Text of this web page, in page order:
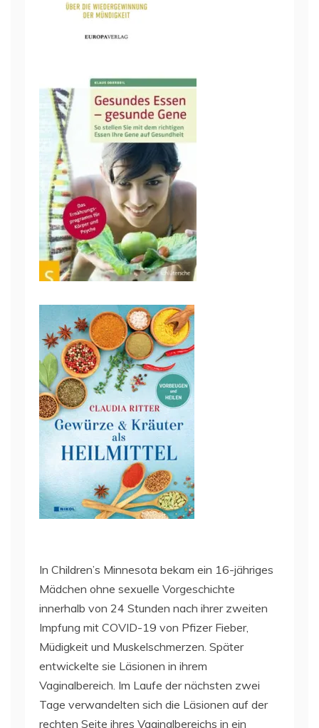
In Children’s Minnesota bekam ein 16-jähriges
Mädchen ohne sexuelle Vorgeschichte
innerhalb von 24 Stunden nach ihrer zweiten
Impfung mit COVID-19 von Pfizer Fieber,
Müdigkeit und Muskelschmerzen. Später
entwickelte sie Läsionen in ihrem
Vaginalbereich. Im Laufe der nächsten zwei
Tage verwandelten sich die Läsionen auf der
rechten Seite ihres Vaginalbereichs in ein